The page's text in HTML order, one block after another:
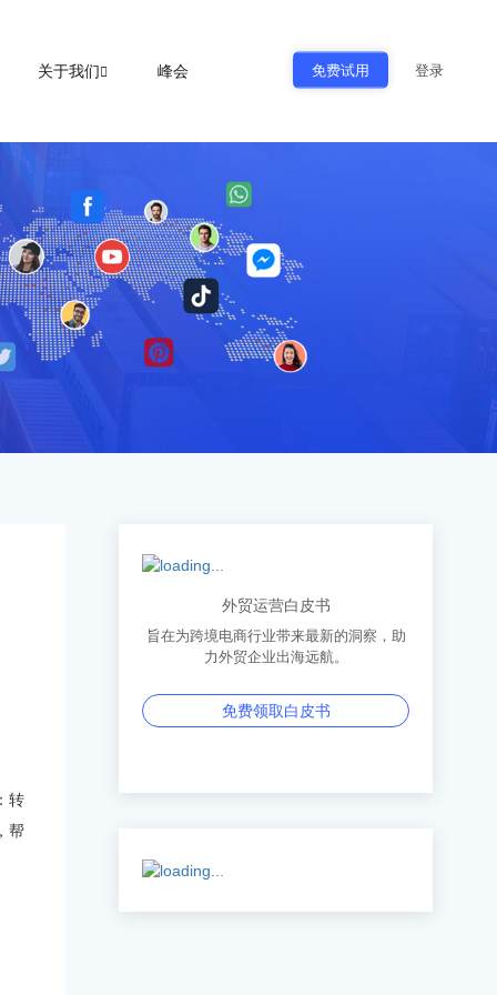
关于我们 峰会 免费试用 登录
转
帮
外贸运营白皮书
旨在为跨境电商行业带来最新的洞察，助
力外贸企业出海远航。
免费领取白皮书